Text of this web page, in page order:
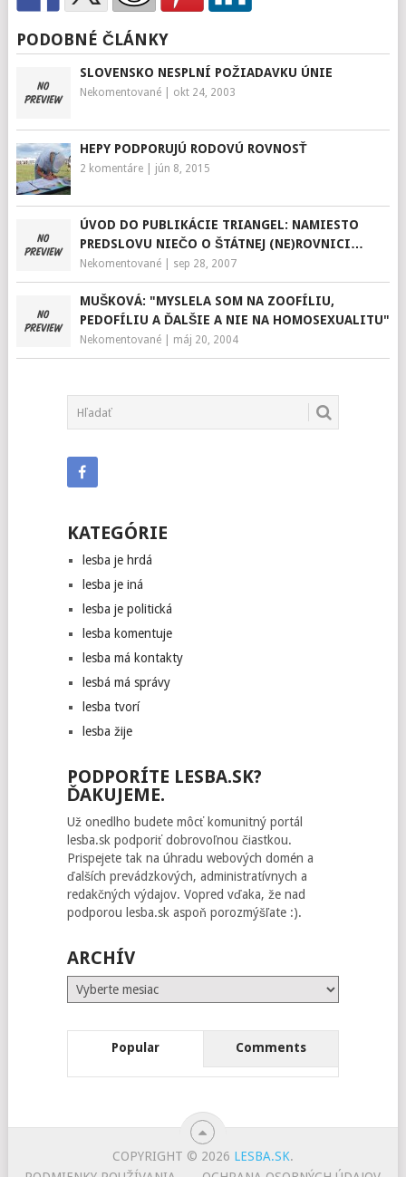
PODOBNÉ ČLÁNKY
SLOVENSKO NESPLNÍ POŽIADAVKU ÚNIE
Nekomentované| okt 24, 2003
HEPY PODPORUJÚ RODOVÚ ROVNOSŤ
2 komentáre| jún 8, 2015
ÚVOD DO PUBLIKÁCIE TRIANGEL: NAMIESTO
PREDSLOVU NIEČO O ŠTÁTNEJ (NE)ROVNICI…
Nekomentované| sep 28, 2007
MUŠKOVÁ: "MYSLELA SOM NA ZOOFÍLIU,
PEDOFÍLIU A ĎALŠIE A NIE NA HOMOSEXUALITU"
Nekomentované| máj 20, 2004
KATEGÓRIE
lesba je hrdá
lesba je iná
lesba je politická
lesba komentuje
lesba má kontakty
lesbá má správy
lesba tvorí
lesba žije
PODPORÍTE LESBA.SK?
ĎAKUJEME.
Už onedlho budete môcť komunitný portál
lesba.sk podporiť dobrovoľnou čiastkou.
Prispejete tak na úhradu webových domén a
ďalších prevádzkových, administratívnych a
redakčných výdajov. Vopred vďaka, že nad
podporou lesba.sk aspoň porozmýšľate :).
ARCHÍV
Archív
Popular Comments
COPYRIGHT © 2026 LESBA.SK.